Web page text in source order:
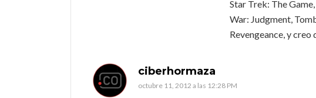
Star Trek: The
War: Judgment,
Revengeance, y
ciberhormaza
octubre 11, 2012 a las 12:28 PM